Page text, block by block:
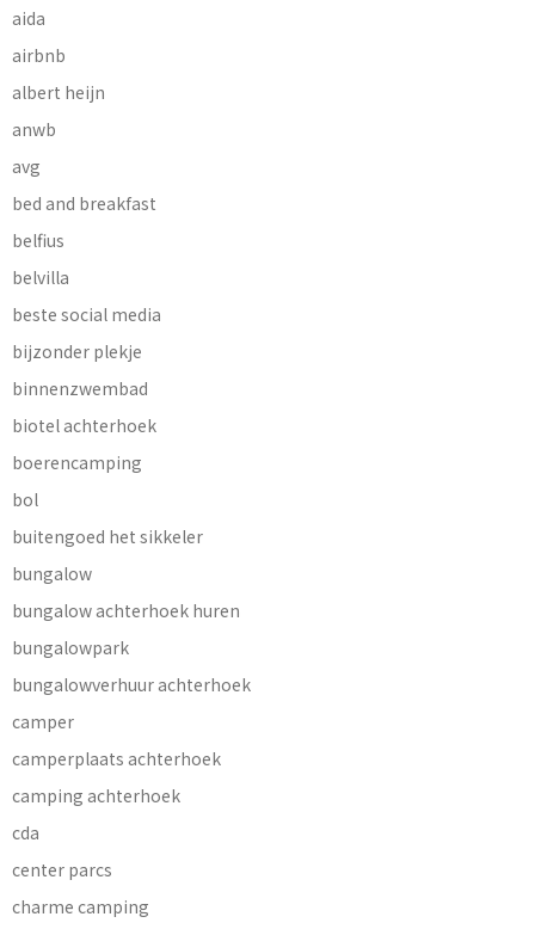
aida
airbnb
albert heijn
anwb
avg
bed and breakfast
belfius
belvilla
beste social media
bijzonder plekje
binnenzwembad
biotel achterhoek
boerencamping
bol
buitengoed het sikkeler
bungalow
bungalow achterhoek huren
bungalowpark
bungalowverhuur achterhoek
camper
camperplaats achterhoek
camping achterhoek
cda
center parcs
charme camping